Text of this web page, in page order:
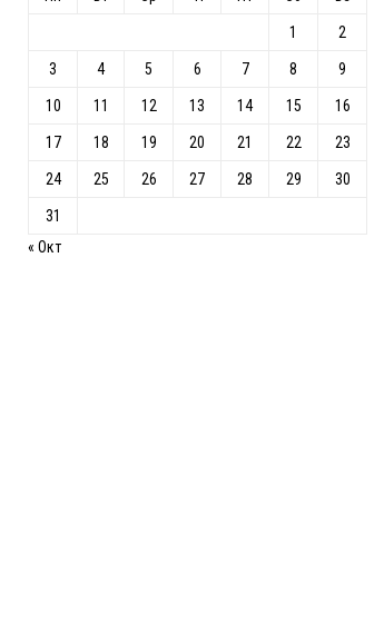
1 2
3 4 5 6 7 8 9
10 11 12 13 14 15 16
17 18 19 20 21 22 23
24 25 26 27 28 29 30
31
« Окт